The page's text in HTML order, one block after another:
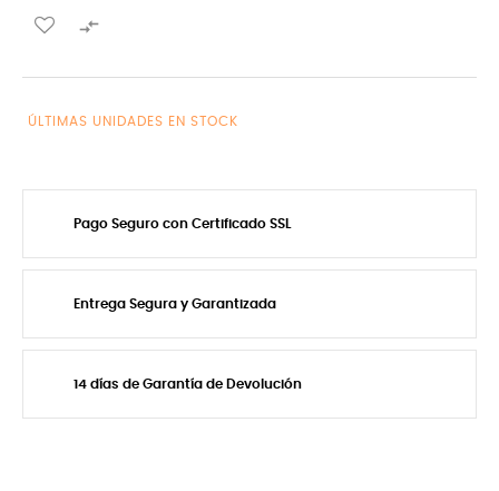

ÚLTIMAS UNIDADES EN STOCK
Pago Seguro con Certificado SSL
Entrega Segura y Garantizada
14 días de Garantía de Devolución